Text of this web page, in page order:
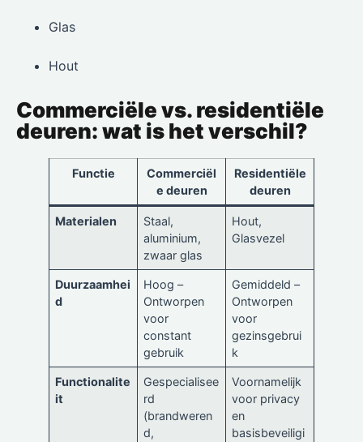
Glas
Hout
Commerciële vs. residentiële
deuren: wat is het verschil?
Functie
Commerciël
e deuren
Residentiële
deuren
Materialen
Staal,
aluminium,
zwaar glas
Hout,
Glasvezel
Duurzaamhei
d
Hoog –
Ontworpen
voor
constant
gebruik
Gemiddeld –
Ontworpen
voor
gezinsgebrui
k
Functionalite
it
Gespecialisee
rd
(brandweren
d,
Voornamelijk
voor privacy
en
basisbeveiligi